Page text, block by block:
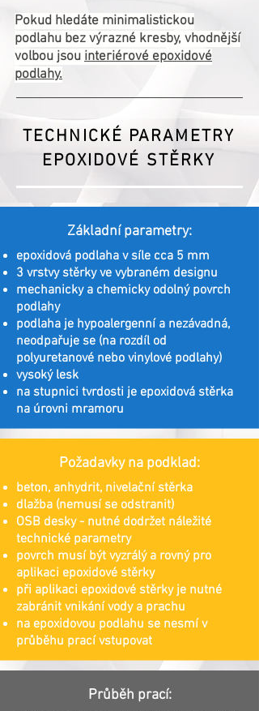
Pokud hledáte minimalistickou
podlahu bez výrazné kresby, vhodnější
volbou jsou interiérové epoxidové
podlahy.
TECHNICKÉ PARAMETRY
EPOXIDOVÉ STĚRKY
Základní parametry:
epoxidová podlaha v síle cca 5 mm
3 vrstvy stěrky ve vybraném designu
mechanicky a chemicky odolný povrch
podlahy
podlaha je hypoalergenní a nezávadná,
neodpařuje se (na rozdíl od
polyuretanové nebo vinylové podlahy)
vysoký lesk
na stupnici tvrdosti je epoxidová stěrka
na úrovni mramoru
Požadavky na podklad:
beton, anhydrit, nivelační stěrka
dlažba (nemusí se odstranit)
OSB desky - nutné dodržet náležité
technické parametry
povrch musí být vyzrálý a rovný pro
aplikaci epoxidové stěrky
při aplikaci epoxidové stěrky je nutné
zabránit vnikání vody a prachu
na epoxidovou podlahu se nesmí v
průběhu prací vstupovat
Průběh prací: